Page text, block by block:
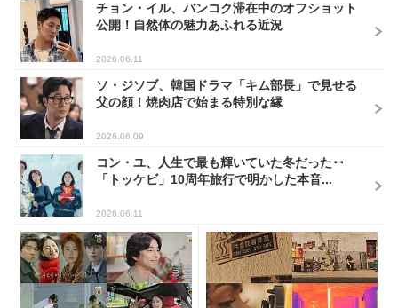
チョン・イル、バンコク滞在中のオフショット
公開！自然体の魅力あふれる近況
2026.06.11
ソ・ジソブ、韓国ドラマ「キム部長」で見せる
父の顔！焼肉店で始まる特別な縁
2026.06.09
コン・ユ、人生で最も輝いていた冬だった･･
「トッケビ」10周年旅行で明かした本音...
2026.06.11